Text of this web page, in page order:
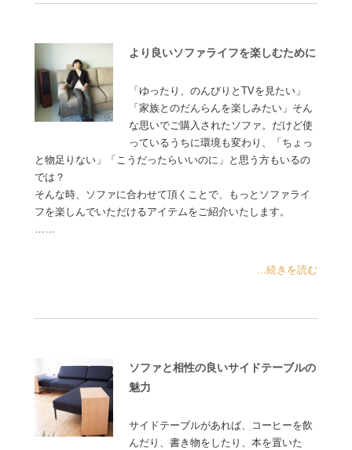
より良いソファライフを楽しむために
「ゆったり、のんびりとTVを見たい」
「家族とのだんらんを楽しみたい」そん
な思いでご購入されたソファ。だけど使
っているうちに環境も変わり、「ちょっ
と物足りない」「こうだったらいいのに」と思う方もいるの
では？
そんな時、ソファに合わせて頂くことで、もっとソファライ
フを楽しんでいただけるアイテムをご紹介いたします。
……
...続きを読む
ソファと相性の良いサイドテーブルの
魅力
サイドテーブルがあれば、コーヒーを飲
んだり、書き物をしたり、本を置いた